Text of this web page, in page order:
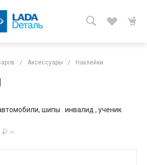
/ Аксессуары / Наклейки
шипы . инвалид , ученик